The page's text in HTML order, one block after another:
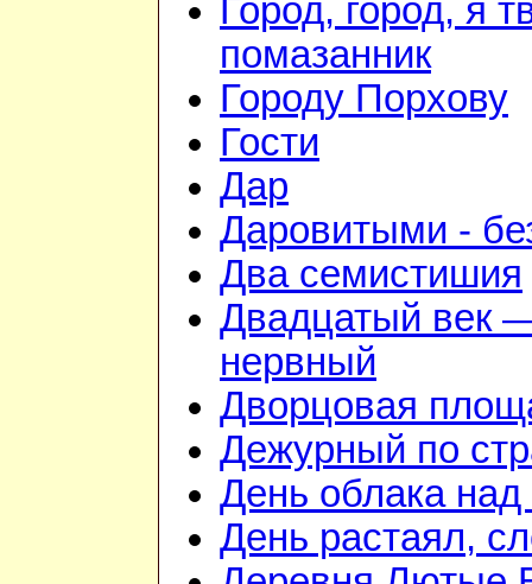
Город, город, я
помазанник
Городу Порхову
Гости
Дар
Даровитыми -
Два семистишия
Двадцатый век
нервный
Дворцовая
Дежурный по
День облака
День растаял,